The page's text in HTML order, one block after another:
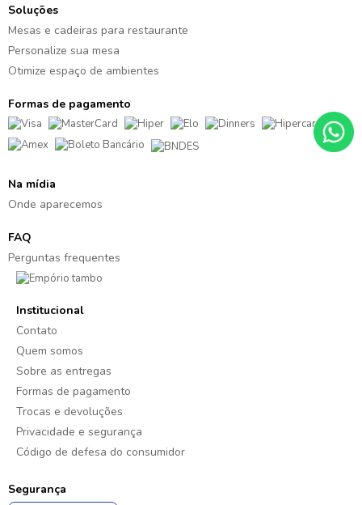
Soluções
Mesas e cadeiras para restaurante
Personalize sua mesa
Otimize espaço de ambientes
Formas de pagamento
Na mídia
Onde aparecemos
FAQ
Perguntas frequentes
Institucional
Contato
Quem somos
Sobre as entregas
Formas de pagamento
Trocas e devoluções
Privacidade e segurança
Código de defesa do consumidor
Segurança